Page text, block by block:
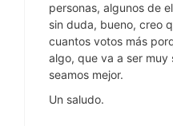
personas, algunos de
sin duda, bueno, creo
cuantos votos más
algo, que va a ser muy
seamos mejor.
Un saludo.